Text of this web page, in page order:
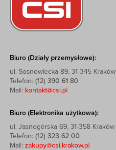
Biuro (Działy przemysłowe):
ul. Sosnowiecka 89, 31-345 Kraków
Telefon: (12) 390 61 80
Mail: kontakt@csi.pl
Biuro (Elektronika użytkowa):
ul. Jasnogórska 69, 31-358 Kraków
Telefon: (12) 323 62 00
Mail: zakupy@csi.krakow.pl